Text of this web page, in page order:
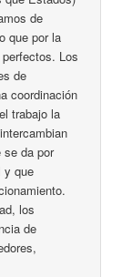
de
que por la
Los
de
coordinación
trabajo la
se da por
y que
los
de